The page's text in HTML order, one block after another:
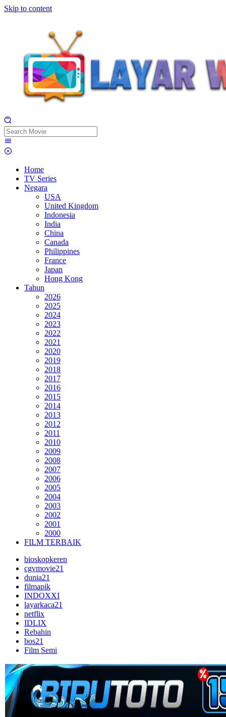
Skip to content
Home
TV Series
Negara
USA
United Kingdom
Indonesia
India
China
Canada
Philippines
France
Japan
Hong Kong
Tahun
2026
2025
2024
2023
2022
2021
2020
2019
2018
2017
2016
2015
2014
2013
2012
2011
2010
2009
2008
2007
2006
2005
2004
2003
2002
2001
2000
FILM TERBAIK
bioskopkeren
cgvmovie21
dunia21
filmapik
INDOXXI
layarkaca21
netflix
IDLIX
Rebahin
bos21
Film Semi